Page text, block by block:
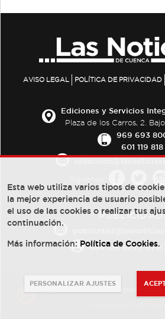
AVISO LEGAL POLÍTICA DE PRIVACIDAD
Ediciones y Servicios
Plaza de los Carros, 2.
969 693
601 119 818
684 126 573/670
Esta web utiliza varios tipos de
la mejor experiencia de usuario
el uso de las cookies o realizar tus
continuación.
Más información: Política de Cookies.
PERSONALIZAR AJUSTES